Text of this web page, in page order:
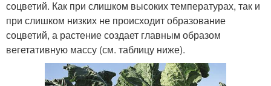
соцветий. Как при слишком высоких температурах, так и
при слишком низких не происходит образование
соцветий, а растение создает главным образом
вегетативную массу (см. таблицу ниже).